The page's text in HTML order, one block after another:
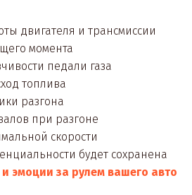
двигателя и трансмиссии
момента
педали газа
топлива
разгона
при разгоне
скорости
будет сохранена
эмоции за рулем вашего авто